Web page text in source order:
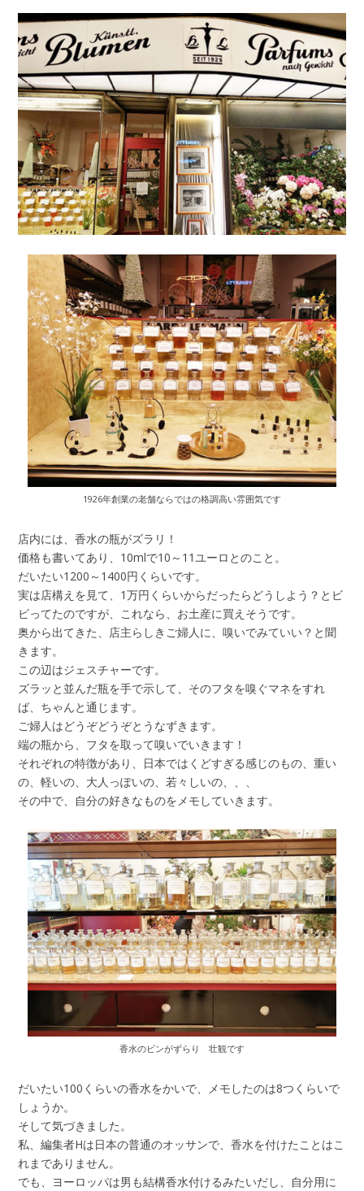
1926年創業の老舗ならではの格調高い雰囲気です
店内には、香水の瓶がズラリ！
価格も書いてあり、10mlで10～11ユーロとのこと。
だいたい1200～1400円くらいです。
実は店構えを見て、1万円くらいからだったらどうしよう？とビ
ビってたのですが、これなら、お土産に買えそうです。
奥から出てきた、店主らしきご婦人に、嗅いでみていい？と聞
きます。
この辺はジェスチャーです。
ズラッと並んだ瓶を手で示して、そのフタを嗅ぐマネをすれ
ば、ちゃんと通じます。
ご婦人はどうぞどうぞとうなずきます。
端の瓶から、フタを取って嗅いでいきます！
それぞれの特徴があり、日本ではくどすぎる感じのもの、重い
の、軽いの、大人っぽいの、若々しいの、、、
その中で、自分の好きなものをメモしていきます。
香水のビンがずらり 壮観です
だいたい100くらいの香水をかいで、メモしたのは8つくらいで
しょうか。
そして気づきました。
私、編集者Hは日本の普通のオッサンで、香水を付けたことはこ
れまでありません。
でも、ヨーロッパは男も結構香水付けるみたいだし、自分用に